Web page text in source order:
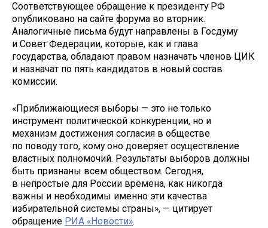
Соответствующее обращение к президенту РФ
опубликовано на сайте форума во вторник.
Аналогичные письма будут направлены в Госдуму
и Совет Федерации, которые, как и глава
государства, обладают правом назначать членов ЦИК
и назначат по пять кандидатов в новый состав
комиссии.
«Приближающиеся выборы — это не только
инструмент политической конкуренции, но и
механизм достижения согласия в обществе
по поводу того, кому оно доверяет осуществление
властных полномочий. Результаты выборов должны
быть признаны всем обществом. Сегодня,
в непростые для России времена, как никогда
важны и необходимы именно эти качества
избирательной системы страны», — цитирует
обращение РИА «Новости».